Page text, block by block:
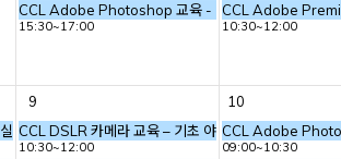
CCL Adobe Photoshop 교육 - 기본 툴 익히기 (초급)
15:30~17:00
CCL Adobe
10:30~12:00
내 촬영 (사진의 기본 요소, 카메라의 기본 구조)
9
CCL DSLR 카메라 교육 – 기초 야외 촬영 (사진의 기본
10:30~12:00
10
CCL Adobe
09:00~10:30